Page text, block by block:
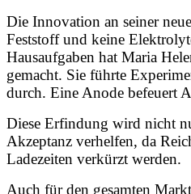
Die Innovation an seiner
Feststoff und keine
Hausaufgaben hat Maria
gemacht. Sie führte
durch. Eine Anode befeuert
Diese Erfindung wird nicht
Akzeptanz verhelfen, da
Ladezeiten verkürzt werden.
Auch für den gesamten